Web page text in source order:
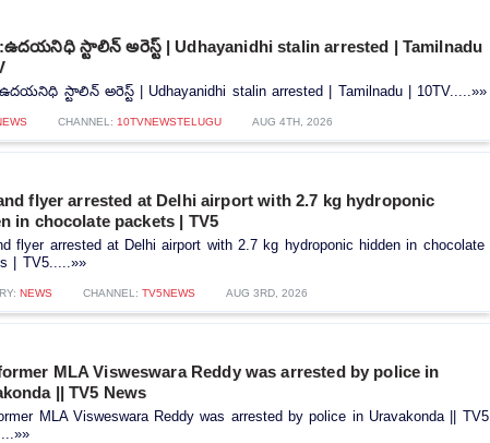
స్టాలిన్ అరెస్ట్ | Udhayanidhi stalin arrested | Tamilnadu
స్టాలిన్ అరెస్ట్ | Udhayanidhi stalin arrested | Tamilnadu | 10TV.....»»
CHANNEL: 10TVNEWSTELUGU AUG 4TH, 2026
flyer arrested at Delhi airport with 2.7 kg hydroponic
in chocolate packets | TV5
flyer arrested at Delhi airport with 2.7 kg hydroponic hidden in chocolate
| TV5.....»»
NEWS CHANNEL: TV5NEWS AUG 3RD, 2026
MLA Visweswara Reddy was arrested by police in
|| TV5 News
MLA Visweswara Reddy was arrested by police in Uravakonda || TV5